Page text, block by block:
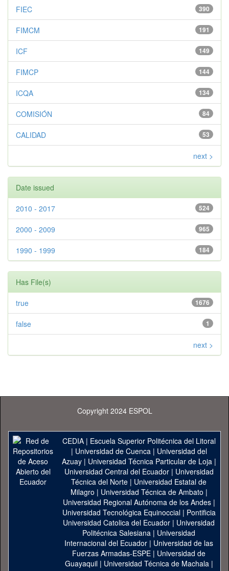
390
FIEC
191
FIMCM
149
ICF
144
FIMCP
134
ICQA
84
COMISIÓN
53
CALIDAD
next >
Date issued
524
2010 - 2017
965
2000 - 2009
184
1990 - 1999
Has File(s)
1676
true
1
false
next >
Copyright 2024 ESPOL
CEDIA| Escuela Superior Politécnica del Litoral
| Universidad de Cuenca| Universidad del
Azuay| Universidad Técnica Particular de Loja|
Universidad Central del Ecuador| Universidad
Técnica del Norte | Universidad Estatal de
Milagro | Universidad Técnica de Ambato |
Universidad Regional Autónoma de los Andes|
Universidad Tecnológica Equinoccial| Pontificia
Universidad Catolica del Ecuador | Universidad
Politécnica Salesiana | Universidad
Internacional del Ecuador | Universidad de las
Fuerzas Armadas-ESPE | Universidad de
Guayaquil| Universidad Técnica de Machala|